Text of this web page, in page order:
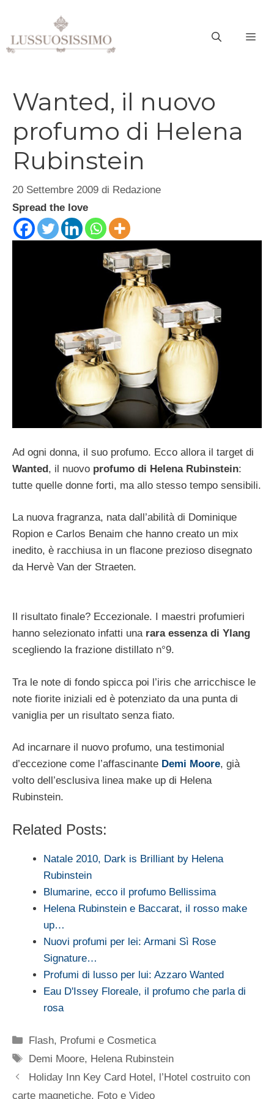
contenuto
Wanted, il nuovo
profumo di Helena
Rubinstein
20 Settembre 2009 di Redazione
Spread the love
Ad ogni donna, il suo profumo. Ecco allora il target di
Wanted, il nuovo profumo di Helena Rubinstein:
tutte quelle donne forti, ma allo stesso tempo sensibili.
La nuova fragranza, nata dall’abilità di Dominique
Ropion e Carlos Benaim che hanno creato un mix
inedito, è racchiusa in un flacone prezioso disegnato
da Hervè Van der Straeten.
Il risultato finale? Eccezionale. I maestri profumieri
hanno selezionato infatti una rara essenza di Ylang
scegliendo la frazione distillato n°9.
Tra le note di fondo spicca poi l’iris che arricchisce le
note fiorite iniziali ed è potenziato da una punta di
vaniglia per un risultato senza fiato.
Ad incarnare il nuovo profumo, una testimonial
d’eccezione come l’affascinante Demi Moore, già
volto dell’esclusiva linea make up di Helena
Rubinstein.
Related Posts:
Natale 2010, Dark is Brilliant by Helena
Rubinstein
Blumarine, ecco il profumo Bellissima
Helena Rubinstein e Baccarat, il rosso make
up…
Nuovi profumi per lei: Armani Sì Rose
Signature…
Profumi di lusso per lui: Azzaro Wanted
Eau D'Issey Floreale, il profumo che parla di
rosa
Categorie
Flash, Profumi e Cosmetica
Tag
Demi Moore, Helena Rubinstein
Holiday Inn Key Card Hotel, l’Hotel costruito con
carte magnetiche. Foto e Video